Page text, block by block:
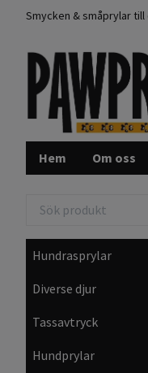
Smycken & småprylar
Hem Om oss
Hundrasprylar
Diverse djur
Tassavtryck
Hundprylar